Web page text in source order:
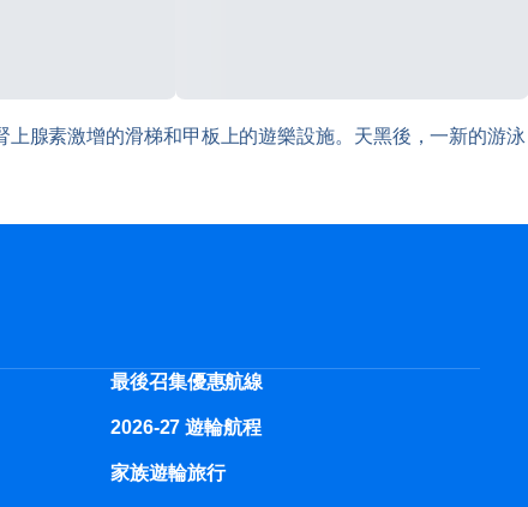
腺素激增的滑梯和甲板上的遊樂設施。天黑後，一新的游泳
最後召集優惠航線
2026-27 遊輪航程
家族遊輪旅行